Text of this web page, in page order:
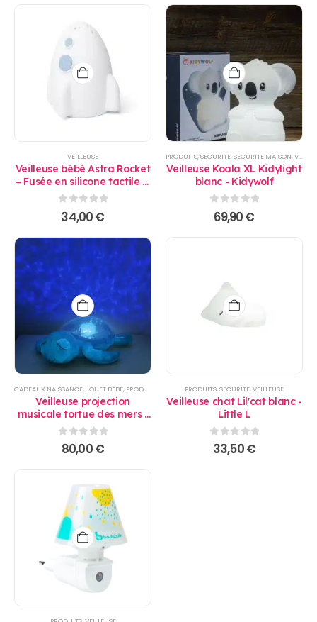
VEILLEUSE
Veilleuse bébé Astra Rocket
– Fusée en silicone tactile &
télécommande - Little L
0sur 5
34,00€
PRODUITS,SECURITE,SECURITE MAISON,VEILLEUSE
Veilleuse Koala XL Kidylight
blanc - Kidywolf
0sur 5
69,90€
CADEAUX NAISSANCE,JOUET BEBE, PRODUITS SECURITE,VEILLEUSE
Veilleuse projection
musicale tortue des mers -
CloudB
0sur 5
80,00€
PRODUITS,SECURITE,VEILLEUSE
Veilleuse chat Lil'cat blanc -
Little L
0sur 5
33,50€